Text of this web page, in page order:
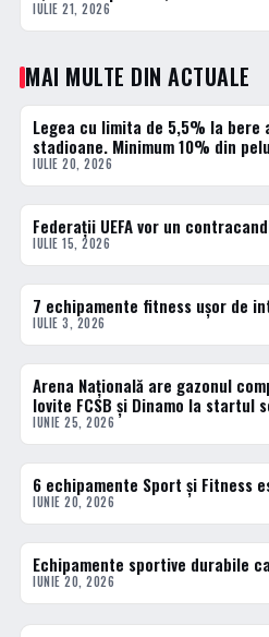
IULIE 21, 2026
MAI MULTE DIN ACTUALE
ACTUALE
Legea cu limita de 5,5% la bere
stadioane. Minimum 10% din
IULIE 20, 2026
ACTUALE
Federații UEFA vor un
IULIE 15, 2026
ACTUALE
7 echipamente fitness ușor de
IULIE 3, 2026
ACTUALE
Arena Națională are gazonul
lovite FCSB și Dinamo la startul
IUNIE 25, 2026
ACTUALE
6 echipamente Sport și Fitness
IUNIE 20, 2026
ACTUALE
Echipamente sportive durabile
IUNIE 20, 2026